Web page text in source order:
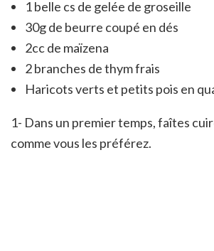
1 belle cs de gelée de groseille
30g de beurre coupé en dés
2cc de maïzena
2 branches de thym frais
Haricots verts et petits pois en
1- Dans un premier temps, faîtes
comme vous les préférez.